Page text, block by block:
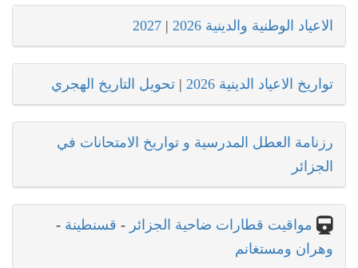
الاعياد الوطنية والدينية 2026 |
2027
تواريخ الاعياد الدينية 2026 | تحويل التاريخ الهجري
رزنامة العطل المدرسية و تواريخ الامتحانات في
الجزائر
مواقيت قطارات ضاحية الجزائر - قسنطينة -
وهران ومستغانم